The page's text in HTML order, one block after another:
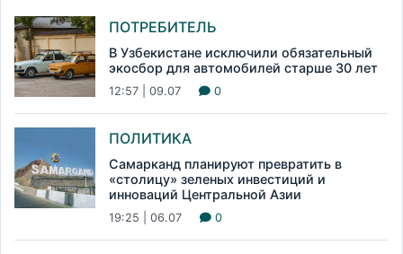
ПОТРЕБИТЕЛЬ
В Узбекистане исключили обязательный
экосбор для автомобилей старше 30 лет
12:57 | 09.07 0
ПОЛИТИКА
Самарканд планируют превратить в
«столицу» зеленых инвестиций и
инноваций Центральной Азии
19:25 | 06.07 0